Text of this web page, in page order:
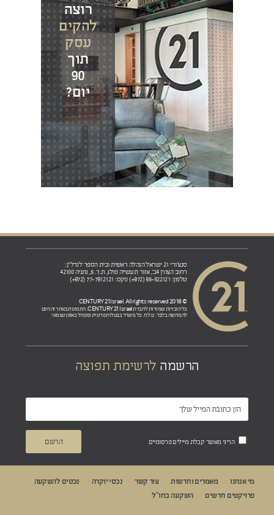
רוצה
להקים
עסק
תוך
90
יום?
סנצ'ורי 21 ישראל הנהלה ראשית ובית הספר לנדל"ן:
רחוב הצורן 4ב', אזור תעשייה פולג, ת.ד. 5, נתניה 42100
טלפון: 98-822121 (972+) פקס: 77-7912121 (972+)
© 2018 CENTURY 21 Israel. All rights reserved
כל הזכויות שמורות לחברת CENTURY 21 Israel. התמונות באתר זה הינם
להמחשה בלבד. ט.ל.ח. כל משרד בבעלות פרטית ומנוהל באופן עצמאי.
הרשמה לרשימת תפוצה
הריני מאשר קבלת מיילים פרסומיים
מי אנחנו מאמרים וחדשות צור קשר נכסי יוקרה
נכסים להשקעה
פרויקטים חדשים
השקעה בחו“ל